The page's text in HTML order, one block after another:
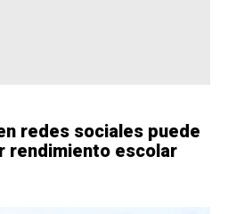
redes sociales puede
rendimiento escolar